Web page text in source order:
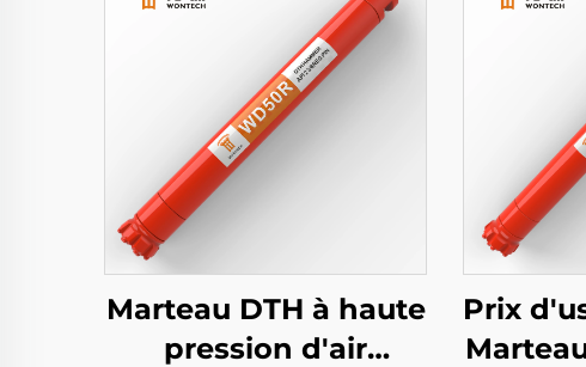
Marteau DTH à haute
pression d'air
Prix